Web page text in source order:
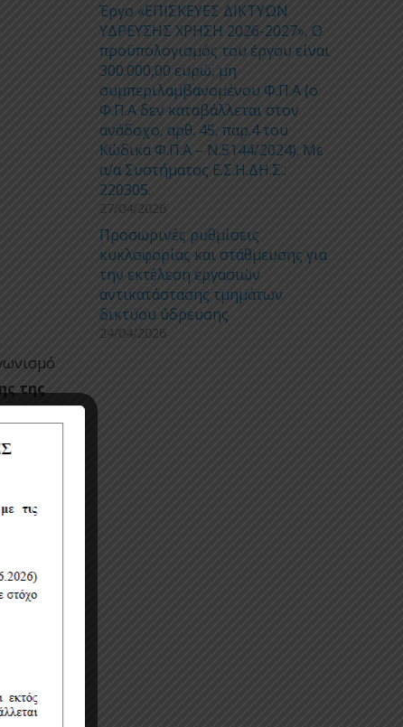
της
της
το
Έργο «ΕΠΙΣΚΕΥΕΣ ΔΙΚΤΥΩΝ
ΥΔΡΕΥΣΗΣ ΧΡΗΣΗ 2026-2027», Ο
προϋπολογισμός του έργου είναι
300.000,00 ευρώ, μη
συμπεριλαμβανομένου Φ.Π.Α (ο
Φ.Π.Α δεν καταβάλλεται στον
ανάδοχο, αρθ. 45, παρ.4 του
Κώδικα Φ.Π.Α – Ν.5144/2024). Με
α/α Συστήματος Ε.Σ.Η.ΔΗ.Σ.:
220305.
27/04/2026
Προσωρινές ρυθμίσεις
κυκλοφορίας και στάθμευσης για
την εκτέλεση εργασιών
αντικατάστασης τμημάτων
δικτύου ύδρευσης
24/04/2026